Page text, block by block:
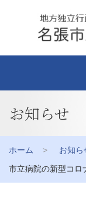
お知らせ
ホーム
お知ら
市立病院の新型コロ